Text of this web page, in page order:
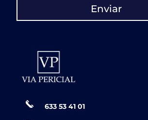
Enviar
633 53 41 01